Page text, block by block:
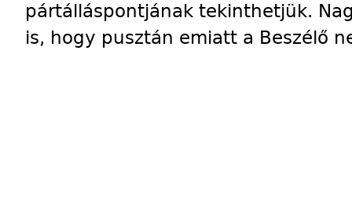
pártálláspontjának tekinthetjük.
is, hogy pusztán emiatt a Beszélő